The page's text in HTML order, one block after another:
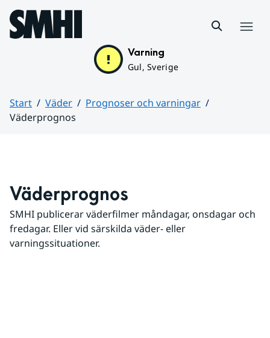
Hoppa till sidans innehåll
Varning
Gul, Sverige
Start Väder
Prognoser och varningar
Väderprognos
Väderprognos
SMHI publicerar väderfilmer måndagar, onsdagar och
fredagar. Eller vid särskilda väder- eller
varningssituationer.